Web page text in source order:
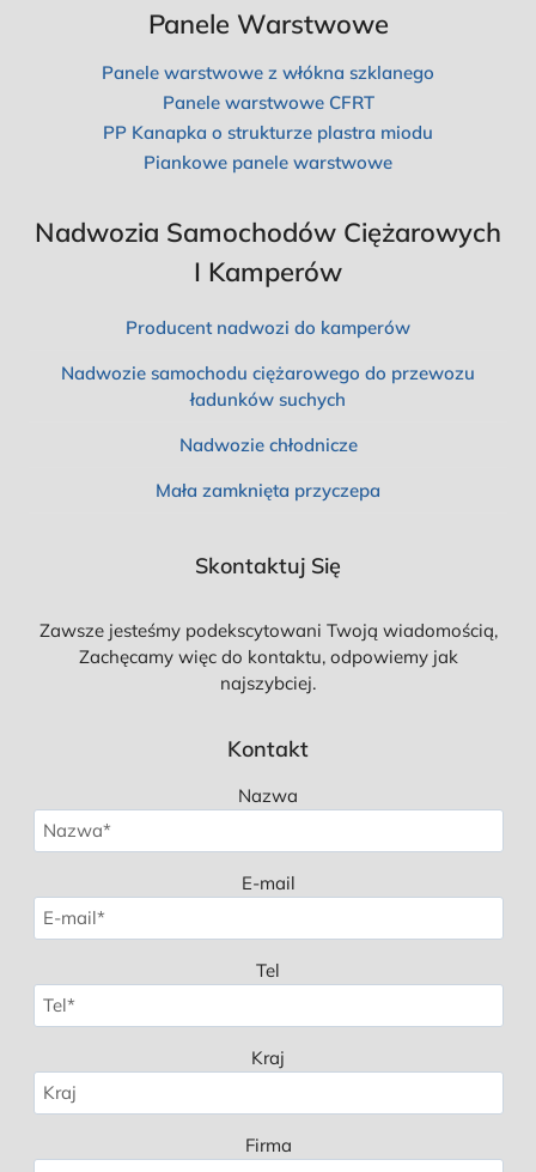
Panele Warstwowe
Panele warstwowe z włókna szklanego
Panele warstwowe CFRT
PP Kanapka o strukturze plastra miodu
Piankowe panele warstwowe
Nadwozia Samochodów Ciężarowych
I Kamperów
Producent nadwozi do kamperów
Nadwozie samochodu ciężarowego do przewozu
ładunków suchych
Nadwozie chłodnicze
Mała zamknięta przyczepa
Skontaktuj Się
Zawsze jesteśmy podekscytowani Twoją wiadomością,
Zachęcamy więc do kontaktu, odpowiemy jak
najszybciej.
Kontakt
Nazwa
E-mail
Tel
Kraj
Firma